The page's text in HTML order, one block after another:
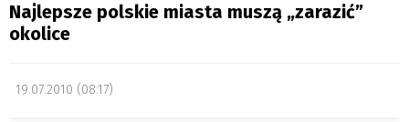
Najlepsze polskie miasta muszą „zarazić”
okolice
19.07.2010 (08:17)